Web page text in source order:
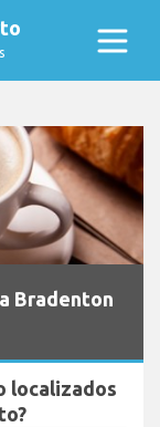
Bradenton
localizados